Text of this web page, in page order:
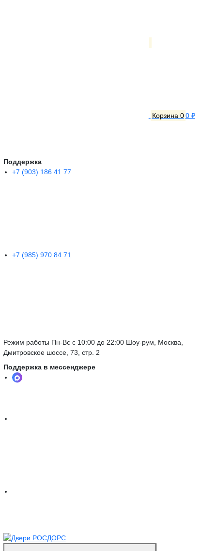
Корзина 0 0 ₽
Поддержка
+7 (903) 186 41 77
+7 (985) 970 84 71
Режим работы Пн-Вс с 10:00 до 22:00 Шоу-рум, Москва,
Дмитровское шоссе, 73, стр. 2
Поддержка в мессенджере